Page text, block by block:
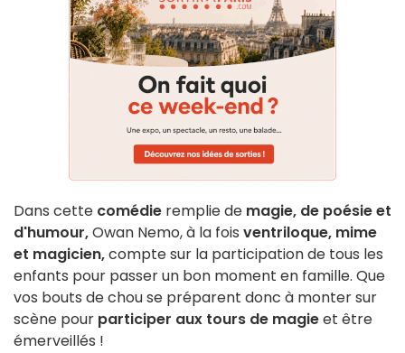
Dans cette comédie remplie de magie, de poésie et
d'humour,Owan Nemo, à la fois ventriloque, mime
et magicien,compte sur la participation de tous les
enfants pour passer un bon moment en famille. Que
vos bouts de chou se préparent donc à monter sur
scène pour participer aux tours de magieet être
émerveillés !